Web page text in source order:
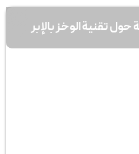
تقنية الوخز بالإبر